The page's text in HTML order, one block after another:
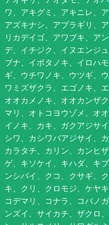
ワ、アキグミ、アキニレ、
アズキナシ、アブラギリ、
リカデイゴ、アワブキ、ア
デ、イチジク、イヌエンジ
ブナ、イボタノキ、イロハ
ギ、ウチワノキ、ウツギ、
ワミズザクラ、エゴノキ、
オオカメノキ、オオカンザ
マリ、オトコヨウゾメ、オ
イノキ、カキ、ガクアジサ
シワ、カシワバアジサイ、
カラタチ、カリン、カンヒ
ゲ、キソケイ、キハダ、キ
ンシバイ、クコ、クサギ、
キ、クリ、クロモジ、ケヤ
コデマリ、コナラ、コバノ
ンズイ、サイカチ、ザクロ